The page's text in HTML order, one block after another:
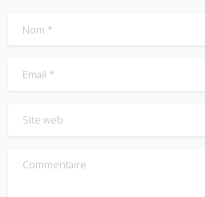
Nom*
Email*
Site web
Commentaire